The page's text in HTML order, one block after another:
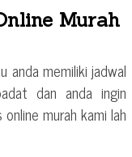
Murah
anda memiliki jadwal
dan anda ingin
murah kami lah